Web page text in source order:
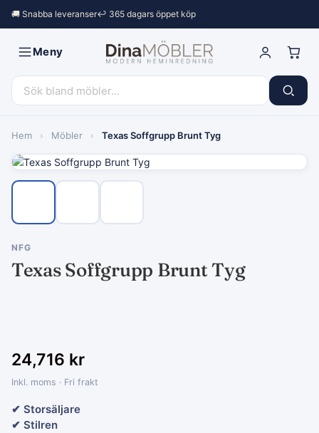
🚚 Snabba leveranser↩︎ 365 dagars öppet köp
Meny
Hem › Möbler › Texas Soffgrupp Brunt Tyg
NFG
Texas Soffgrupp Brunt Tyg
24,716 kr
Inkl. moms · Fri frakt
✔ Storsäljare
✔ Stilren